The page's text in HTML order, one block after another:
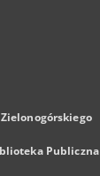
Publiczna